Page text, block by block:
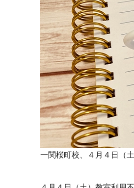
一関桜町校、４月４日（